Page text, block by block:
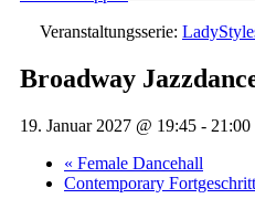
Veranstaltungsserie:
Broadway
19. Januar 2027 @ 19:45 - 21:00
« Female Dancehall
Contemporary